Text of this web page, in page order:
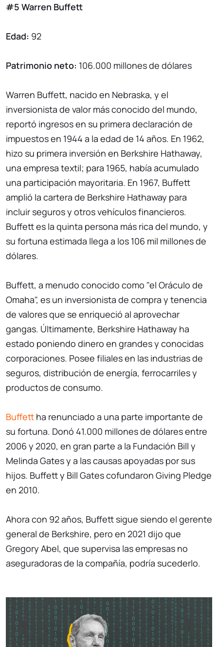
#5 Warren Buffett
Edad: 92
Patrimonio neto: 106.000 millones de dólares
Warren Buffett, nacido en Nebraska, y el
inversionista de valor más conocido del mundo,
reportó ingresos en su primera declaración de
impuestos en 1944 a la edad de 14 años. En 1962,
hizo su primera inversión en Berkshire Hathaway,
una empresa textil; para 1965, había acumulado
una participación mayoritaria. En 1967, Buffett
amplió la cartera de Berkshire Hathaway para
incluir seguros y otros vehículos financieros.
Buffett es la quinta persona más rica del mundo, y
su fortuna estimada llega a los 106 mil millones de
dólares.
Buffett, a menudo conocido como "el Oráculo de
Omaha", es un inversionista de compra y tenencia
de valores que se enriqueció al aprovechar
gangas. Últimamente, Berkshire Hathaway ha
estado poniendo dinero en grandes y conocidas
corporaciones. Posee filiales en las industrias de
seguros, distribución de energía, ferrocarriles y
productos de consumo.
Buffett ha renunciado a una parte importante de
su fortuna. Donó 41.000 millones de dólares entre
2006 y 2020, en gran parte a la Fundación Bill y
Melinda Gates y a las causas apoyadas por sus
hijos. Buffett y Bill Gates cofundaron Giving Pledge
en 2010.
Ahora con 92 años, Buffett sigue siendo el gerente
general de Berkshire, pero en 2021 dijo que
Gregory Abel, que supervisa las empresas no
aseguradoras de la compañía, podría sucederlo.